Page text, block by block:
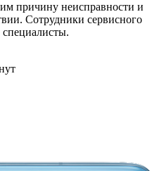
причину неисправности и
Сотрудники сервисного